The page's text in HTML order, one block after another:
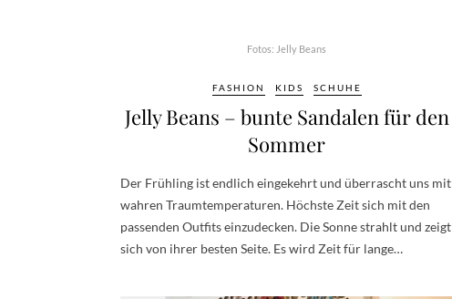
Fotos: Jelly Beans
FASHION KIDS SCHUHE
Jelly Beans – bunte Sandalen für den
Sommer
Der Frühling ist endlich eingekehrt und überrascht uns mit
wahren Traumtemperaturen. Höchste Zeit sich mit den
passenden Outfits einzudecken. Die Sonne strahlt und zeigt
sich von ihrer besten Seite. Es wird Zeit für lange…